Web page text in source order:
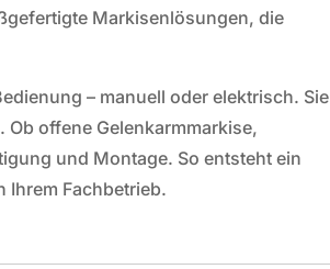
Markisenlösungen, die
– manuell oder elektrisch. Sie
offene Gelenkarmmarkise,
und Montage. So entsteht ein
Ihrem Fachbetrieb.